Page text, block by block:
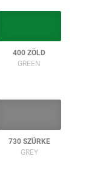
400 ZÖLD
GREEN
730 SZÜRKE
GREY